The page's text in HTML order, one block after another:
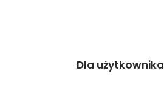
Dla użytkownika